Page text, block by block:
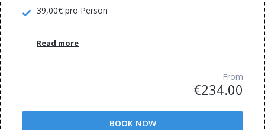
39,00€ pro Person
Read more
From
€234.00
BOOK NOW